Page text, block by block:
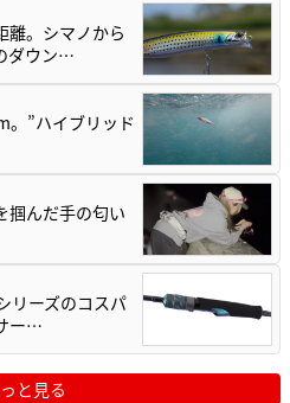
離。シマノから
ダウン…
。”ハイブリッド
掴んだ手の匂い
リーズのコスパ
ー…
と見る